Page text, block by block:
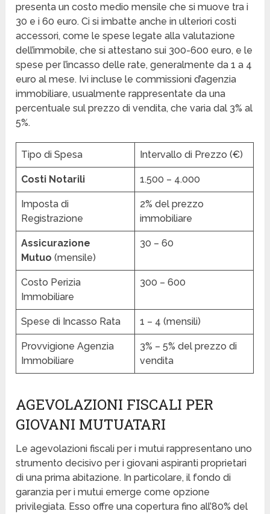
presenta un costo medio mensile che si muove tra i
30 e i 60 euro. Ci si imbatte anche in ulteriori costi
accessori, come le spese legate alla valutazione
dell’immobile, che si attestano sui 300-600 euro, e le
spese per l’incasso delle rate, generalmente da 1 a 4
euro al mese. Ivi incluse le commissioni d’agenzia
immobiliare, usualmente rappresentate da una
percentuale sul prezzo di vendita, che varia dal 3% al
5%.
Tipo di Spesa Intervallo di Prezzo (€)
Costi Notarili 1.500 – 4.000
Imposta di
Registrazione
2% del prezzo
immobiliare
Assicurazione
Mutuo (mensile)
30 – 60
Costo Perizia
Immobiliare
300 – 600
Spese di Incasso Rata 1 – 4 (mensili)
Provvigione Agenzia
Immobiliare
3% – 5% del prezzo di
vendita
AGEVOLAZIONI FISCALI PER
GIOVANI MUTUATARI
Le agevolazioni fiscali per i mutui rappresentano uno
strumento decisivo per i giovani aspiranti proprietari
di una prima abitazione. In particolare, il fondo di
garanzia per i mutui emerge come opzione
privilegiata. Esso offre una copertura fino all’80% del